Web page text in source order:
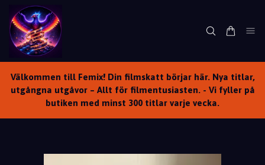
Välkommen till Femix! Din filmskatt börjar här. Nya titlar,
utgångna utgåvor – Allt för filmentusiasten. - Vi fyller på
butiken med minst 300 titlar varje vecka.